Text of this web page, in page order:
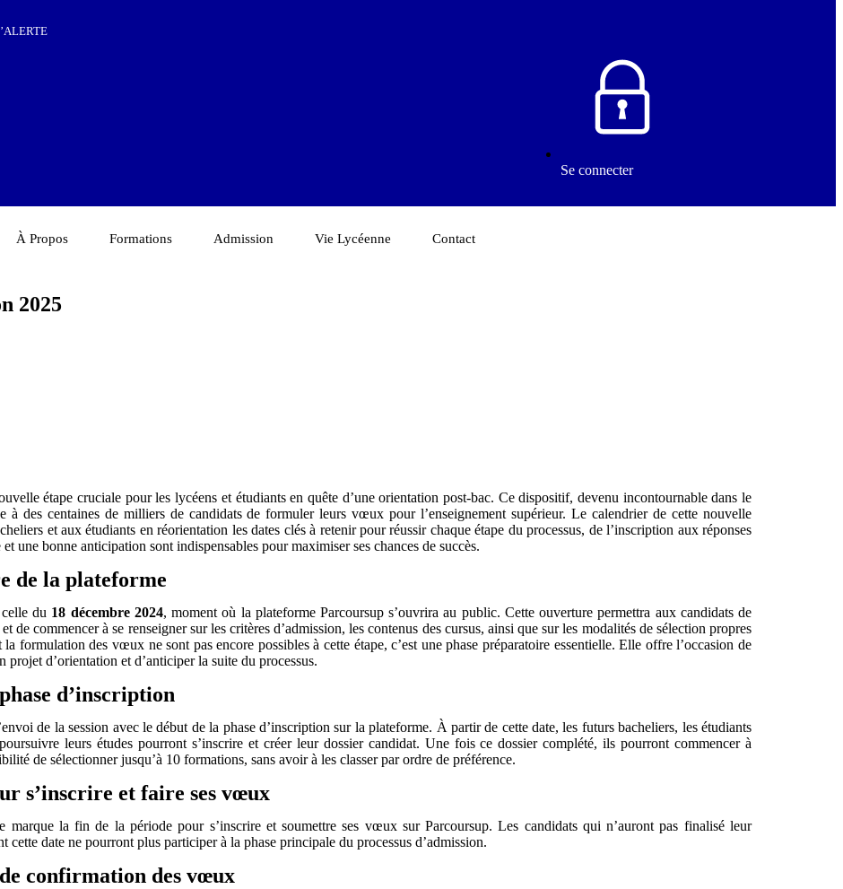
Se connecter
À Propos Formations Admission Vie Lycéenne Contact
2025
étape cruciale pour les lycéens et étudiants en quête d’une orientation post-bac. Ce dispositif, devenu incontournable dans le
à des centaines de milliers de candidats de formuler leurs vœux pour l’enseignement supérieur. Le calendrier de cette nouvelle
et aux étudiants en réorientation les dates clés à retenir pour réussir chaque étape du processus, de l’inscription aux réponses
une bonne anticipation sont indispensables pour maximiser ses chances de succès.
de la plateforme
du 18 décembre 2024, moment où la plateforme Parcoursup s’ouvrira au public. Cette ouverture permettra aux candidats de
de commencer à se renseigner sur les critères d’admission, les contenus des cursus, ainsi que sur les modalités de sélection propres
formulation des vœux ne sont pas encore possibles à cette étape, c’est une phase préparatoire essentielle. Elle offre l’occasion de
d’orientation et d’anticiper la suite du processus.
d’inscription
de la session avec le début de la phase d’inscription sur la plateforme. À partir de cette date, les futurs bacheliers, les étudiants
leurs études pourront s’inscrire et créer leur dossier candidat. Une fois ce dossier complété, ils pourront commencer à
de sélectionner jusqu’à 10 formations, sans avoir à les classer par ordre de préférence.
s’inscrire et faire ses vœux
marque la fin de la période pour s’inscrire et soumettre ses vœux sur Parcoursup. Les candidats qui n’auront pas finalisé leur
date ne pourront plus participer à la phase principale du processus d’admission.
confirmation des vœux